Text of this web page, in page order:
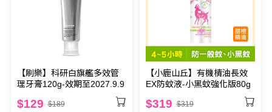
【刷樂】科研白旗艦多效管
理牙膏120g-效期至2027.9.9
$129 $189
【小鹿山丘】有機棈油長效
EX防蚊液-小黑蚊強化版80g
$319 $319